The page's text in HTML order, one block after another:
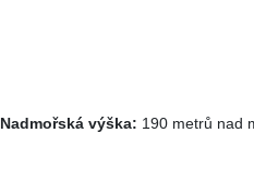
Nadmořská výška: 190 metrů nad